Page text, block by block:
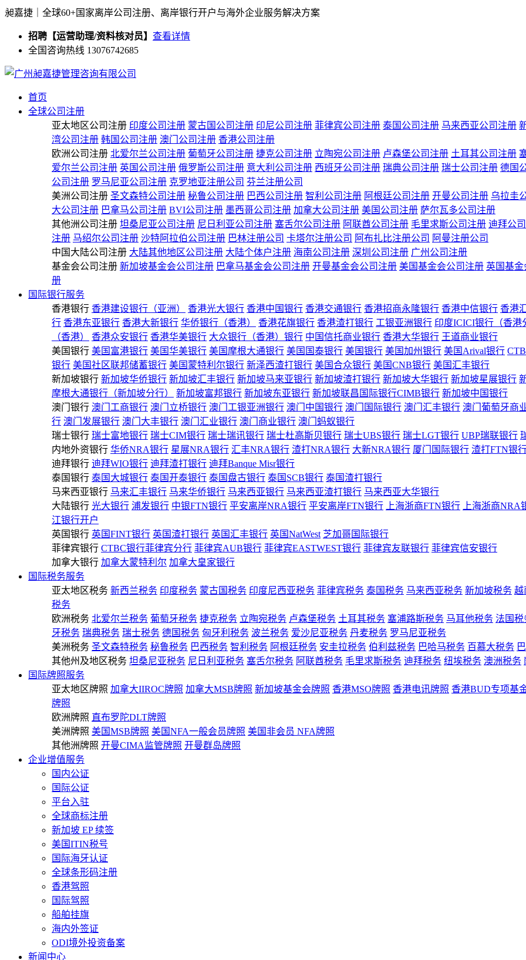
昶嘉捷｜全球60+国家离岸公司注册、离岸银行开户与海外企业服务解决方案
招聘【运营助理/资料核对员】 查看详情
全国咨询热线 13076742685
首页
全球公司注册
亚太地区公司注册 印度公司注册 蒙古国公司注册 印尼公司注册 菲律宾公司注册 泰国公司注册 马来西亚公司注册
湾公司注册 韩国公司注册 澳门公司注册 香港公司注册
欧洲公司注册 北爱尔兰公司注册 葡萄牙公司注册 捷克公司注册 立陶宛公司注册 卢森堡公司注册 土耳其公司注册
爱尔兰公司注册 英国公司注册 俄罗斯公司注册 意大利公司注册 西班牙公司注册 瑞典公司注册 瑞士公司注册 德国
公司注册 罗马尼亚公司注册 克罗地亚注册公司 芬兰注册公司
美洲公司注册 圣文森特公司注册 秘鲁公司注册 巴西公司注册 智利公司注册 阿根廷公司注册 开曼公司注册 乌拉圭
大公司注册 巴拿马公司注册 BVI公司注册 墨西哥公司注册 加拿大公司注册 美国公司注册 萨尔瓦多公司注册
其他洲公司注册 坦桑尼亚公司注册 尼日利亚公司注册 塞舌尔公司注册 阿联酋公司注册 毛里求斯公司注册 迪拜公
注册 马绍尔公司注册 沙特阿拉伯公司注册 巴林注册公司 卡塔尔注册公司 阿布扎比注册公司 阿曼注册公司
中国大陆公司注册 大陆其他地区公司注册 大陆个体户注册 海南公司注册 深圳公司注册 广州公司注册
基金会公司注册 新加坡基金会公司注册 巴拿马基金会公司注册 开曼基金会公司注册 美国基金会公司注册 英国基
册
国际银行服务
香港银行 香港建设银行（亚洲） 香港光大银行 香港中国银行 香港交通银行 香港招商永隆银行 香港中信银行 香港
行 香港东亚银行 香港大新银行 华侨银行（香港） 香港花旗银行 香港渣打银行 工银亚洲银行 印度ICICI银行（香港
（香港）
香港众安银行 香港华美银行 大众银行（香港）银行 中国信托商业银行 香港大华银行 王道商业银行
美国银行 美国富港银行 美国华美银行 美国摩根大通银行 美国国泰银行 美国银行 美国加州银行 美国Arival银行
银行 美国社区联邦储蓄银行 美国蒙特利尔银行 新泽西渣打银行 美国合众银行 美国CNB银行 美国汇丰银行
新加坡银行 新加坡华侨银行 新加坡汇丰银行 新加坡马来亚银行 新加坡渣打银行 新加坡大华银行 新加坡星展银行
摩根大通银行（新加坡分行）
新加坡富邦银行 新加坡东亚银行 新加坡联昌国际银行CIMB银行 新加坡中国银行
澳门银行 澳门工商银行 澳门立桥银行 澳门工银亚洲银行 澳门中国银行 澳门国际银行 澳门汇丰银行 澳门葡萄牙商
行 澳门发展银行 澳门大丰银行 澳门汇业银行 澳门商业银行 澳门蚂蚁银行
瑞士银行 瑞士富地银行 瑞士CIM银行 瑞士瑞讯银行 瑞士杜高斯贝银行 瑞士UBS银行 瑞士LGT银行 UBP瑞联银行
内地外资银行 华侨NRA银行 星展NRA银行 汇丰NRA银行 渣打NRA银行 大新NRA银行 厦门国际银行 渣打FTN银
迪拜银行 迪拜WIO银行 迪拜渣打银行 迪拜Banque Misr银行
泰国银行 泰国大城银行 泰国开泰银行 泰国盘古银行 泰国SCB银行 泰国渣打银行
马来西亚银行 马来汇丰银行 马来华侨银行 马来西亚银行 马来西亚渣打银行 马来西亚大华银行
大陆银行 光大银行 浦发银行 中银FTN银行 平安离岸NRA银行 平安离岸FTN银行 上海浙商FTN银行
上海浙商NRA
江银行开户
英国银行 英国FINT银行 英国渣打银行 英国汇丰银行 英国NatWest 芝加哥国际银行
菲律宾银行 CTBC银行菲律宾分行 菲律宾AUB银行 菲律宾EASTWEST银行 菲律宾友联银行 菲律宾信安银行
加拿大银行 加拿大蒙特利尔 加拿大皇家银行
国际税务服务
亚太地区税务 新西兰税务 印度税务 蒙古国税务 印度尼西亚税务 菲律宾税务 泰国税务 马来西亚税务 新加坡税务 越
税务
欧洲税务 北爱尔兰税务 葡萄牙税务 捷克税务 立陶宛税务 卢森堡税务 土耳其税务 塞浦路斯税务 马耳他税务 法国税
牙税务 瑞典税务 瑞士税务 德国税务 匈牙利税务 波兰税务 爱沙尼亚税务 丹麦税务 罗马尼亚税务
美洲税务 圣文森特税务 秘鲁税务 巴西税务 智利税务 阿根廷税务 安圭拉税务 伯利兹税务 巴哈马税务 百慕大税务
其他州及地区税务 坦桑尼亚税务 尼日利亚税务 塞舌尔税务 阿联酋税务 毛里求斯税务 迪拜税务 纽埃税务 澳洲税务
国际牌照服务
亚太地区牌照 加拿大IIROC牌照 加拿大MSB牌照 新加坡基金会牌照 香港MSO牌照 香港电讯牌照 香港BUD专项基
牌照
欧洲牌照 直布罗陀DLT牌照
美洲牌照 美国MSB牌照 美国NFA一般会员牌照 美国非会员 NFA牌照
其他洲牌照 开曼CIMA监管牌照 开曼群岛牌照
企业增值服务
国内公证
国际公证
平台入驻
全球商标注册
新加坡 EP 续签
美国ITIN税号
国际海牙认证
全球条形码注册
香港驾照
国际驾照
船舶挂旗
海内外签证
ODI境外投资备案
新闻中心